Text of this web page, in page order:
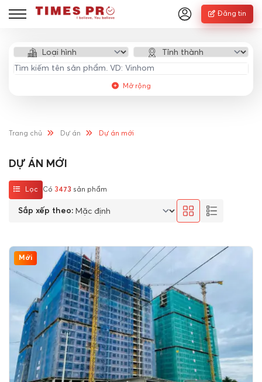
Đăng tin
Mở rộng
Trang chủ Dự án Dự án mới
DỰ ÁN MỚI
Lọc Có 3473 sản phẩm
Sắp xếp theo:
Mới